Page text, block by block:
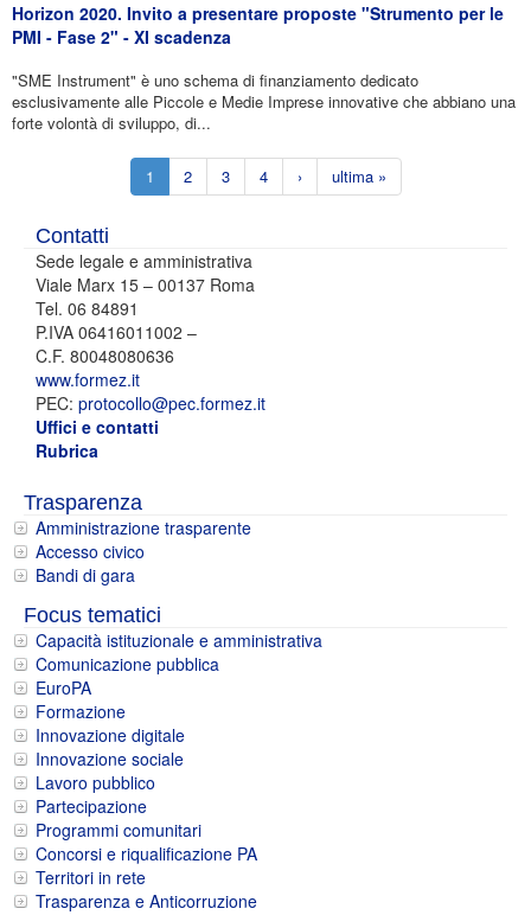
Horizon 2020. Invito a presentare proposte "Strumento per le
PMI - Fase 2" - XI scadenza
"SME Instrument" è uno schema di finanziamento dedicato
esclusivamente alle Piccole e Medie Imprese innovative che abbiano una
forte volontà di sviluppo, di...
1 2 3 4 › ultima »
Contatti
Sede legale e amministrativa
Viale Marx 15 – 00137 Roma
Tel. 06 84891
P.IVA 06416011002 –
C.F. 80048080636
www.formez.it
PEC: protocollo@pec.formez.it
Uffici e contatti
Rubrica
Trasparenza
Amministrazione trasparente
Accesso civico
Bandi di gara
Focus tematici
Capacità istituzionale e amministrativa
Comunicazione pubblica
EuroPA
Formazione
Innovazione digitale
Innovazione sociale
Lavoro pubblico
Partecipazione
Programmi comunitari
Concorsi e riqualificazione PA
Territori in rete
Trasparenza e Anticorruzione